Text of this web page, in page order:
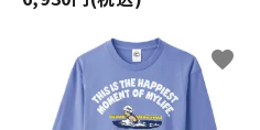
favorite